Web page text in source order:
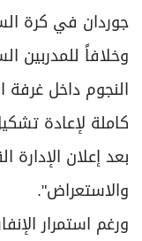
جوردان في كرة
وخلافاً للمدربين
النجوم داخل
كاملة لإعادة
بعد إعلان
والاستعراض".
ورغم استمرار